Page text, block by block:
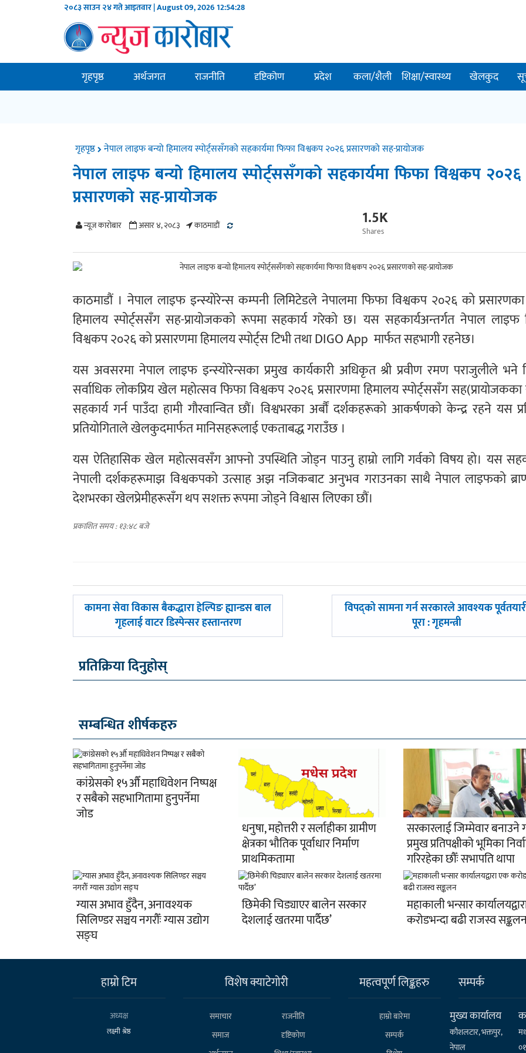
२०८३ साउन २४ गते आइतवार | August 09, 202612:54:28
गृहपृष्ठ अर्थजगत राजनीति दृष्टिकोण प्रदेश कला/शैली शिक्षा/स्वास्थ्य खेलकुद
गृहपृष्ठ नेपाल लाइफ बन्यो हिमालय स्पोर्ट्ससँगको सहकार्यमा फिफा विश्वकप २०२६ प्रसारणको सह-प्रायोजक
नेपाल लाइफ बन्यो हिमालय स्पोर्ट्ससँगको सहकार्यमा फिफा विश्वकप २०२६
प्रसारणको सह-प्रायोजक
न्यूज काराेबार असार ४, २०८३ काठमाडाैं 1.5K
Shares
काठमाडौं । नेपाल लाइफ इन्स्योरेन्स कम्पनी लिमिटेडले नेपालमा फिफा विश्वकप २०२६ को
हिमालय स्पोर्ट्ससँग सह-प्रायोजकको रूपमा सहकार्य गरेको छ। यस सहकार्यअन्तर्गत नेपाल लाइफ
विश्वकप २०२६ को प्रसारणमा हिमालय स्पोर्ट्स टिभी तथा DIGO App मार्फत सहभागी रहनेछ।
यस अवसरमा नेपाल लाइफ इन्स्योरेन्सका प्रमुख कार्यकारी अधिकृत श्री प्रवीण रमण पराजुलीले भने
सर्वाधिक लोकप्रिय खेल महोत्सव फिफा विश्वकप २०२६ प्रसारणमा हिमालय स्पोर्ट्ससँग
सहकार्य गर्न पाउँदा हामी गौरवान्वित छौं। विश्वभरका अर्बौं दर्शकहरूको आकर्षणको केन्द्र रहने यस
प्रतियोगिताले खेलकुदमार्फत मानिसहरूलाई एकताबद्ध गराउँछ ।
यस ऐतिहासिक खेल महोत्सवसँग आफ्नो उपस्थिति जोड्न पाउनु हाम्रो लागि गर्वको विषय हो। यस
नेपाली दर्शकहरूमाझ विश्वकपको उत्साह अझ नजिकबाट अनुभव गराउनका साथै नेपाल लाइफको
देशभरका खेलप्रेमीहरूसँग थप सशक्त रूपमा जोड्ने विश्वास लिएका छौं।
प्रकाशित समय : १३:४८ बजे
पछिल्लाे
कामना सेवा विकास बैकद्धारा हेल्पिङ ह्यान्डस बाल
गृहलाई वाटर डिस्पेन्सर हस्तान्तरण
अघिल्लाे
विपद्को सामना गर्न सरकारले आवश्यक
पूरा : गृहमन्त्री
प्रतिक्रिया दिनुहोस्
सम्बन्धित शीर्षकहरु
कांग्रेसको १५औँ महाधिवेशन निष्पक्ष
र सबैको सहभागितामा हुनुपर्नेमा
जोड
धनुषा, महोत्तरी र सर्लाहीका ग्रामीण
क्षेत्रका भौतिक पूर्वाधार निर्माण
प्राथमिकतामा
सरकारलाई जिम्मेवार बनाउने
प्रमुख प्रतिपक्षीको भूमिका
गरिरहेका छौँः सभापति थापा
ग्यास अभाव हुँदैन, अनावश्यक
सिलिण्डर सञ्चय नगरौँः ग्यास उद्योग
सङ्घ
छिमेकी चिड्याएर बालेन सरकार
देशलाई खतरमा पार्दैछ’
महाकाली भन्सार
करोडभन्दा बढी राजस्व
हाम्राे टिम
अध्यक्ष
लक्ष्मी श्रेष्ठ
विशेष क्याटेगाेरी
समाचार
राजनीति
समाज
दृष्टिकोण
महत्वपूर्ण लिङ्कहरु
हाम्राे बारेमा
सम्पर्क
सम्पर्क
मुख्य कार्यालय
कौशलटार, भक्तपुर,
नेपाल